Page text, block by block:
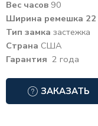
Вес часов 90
Ширина ремешка 22
Тип замка застежка
Страна США
Гарантия 2 года
ЗАКАЗАТЬ